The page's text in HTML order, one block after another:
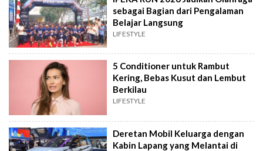
sebagai Bagian dari Pengalaman
Belajar Langsung
LIFESTYLE
5 Conditioner untuk Rambut
Kering, Bebas Kusut dan Lembut
Berkilau
LIFESTYLE
Deretan Mobil Keluarga dengan
Kabin Lapang yang Melantai di